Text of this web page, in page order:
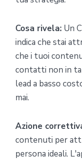
Cosa rivela: Un
indica che stai
che i tuoi
contatti non in
lead a basso
mai.
Azione
contenuti per
persona ideali.